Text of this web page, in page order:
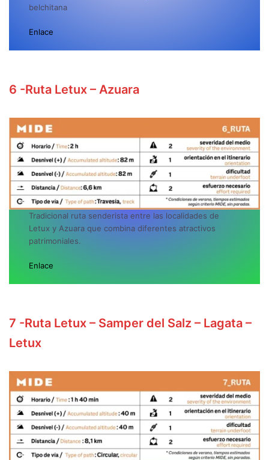
belchitana
Enlace
6 -Ruta Letux – Azuara
Tradicional ruta senderista entre las localidades de
Letux y Azuara que combina diferentes atractivos
patrimoniales.
Enlace
7 -Ruta Letux – Samper del Salz – Lagata –
Letux